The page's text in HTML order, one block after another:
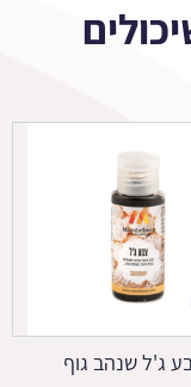
ג'ל שנהב גוף